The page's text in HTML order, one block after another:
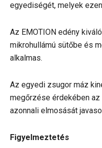
egyediségét, melyek
Az EMOTION edény
mikrohullámú sütőbe és
alkalmas.
Az egyedi zsugor máz
megőrzése érdekében az
azonnali elmosását
Figyelmeztetés